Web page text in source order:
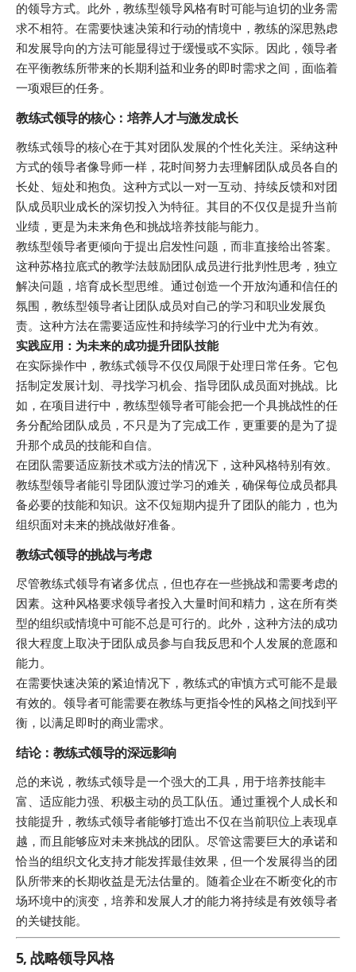
的领导方式。此外，教练型领导风格有时可能与迫切的业务需
求不相符。在需要快速决策和行动的情境中，教练的深思熟虑
和发展导向的方法可能显得过于缓慢或不实际。因此，领导者
在平衡教练所带来的长期利益和业务的即时需求之间，面临着
一项艰巨的任务。
教练式领导的核心：培养人才与激发成长
教练式领导的核心在于其对团队发展的个性化关注。采纳这种
方式的领导者像导师一样，花时间努力去理解团队成员各自的
长处、短处和抱负。这种方式以一对一互动、持续反馈和对团
队成员职业成长的深切投入为特征。其目的不仅仅是提升当前
业绩，更是为未来角色和挑战培养技能与能力。
教练型领导者更倾向于提出启发性问题，而非直接给出答案。
这种苏格拉底式的教学法鼓励团队成员进行批判性思考，独立
解决问题，培育成长型思维。通过创造一个开放沟通和信任的
氛围，教练型领导者让团队成员对自己的学习和职业发展负
责。这种方法在需要适应性和持续学习的行业中尤为有效。
实践应用：为未来的成功提升团队技能
在实际操作中，教练式领导不仅仅局限于处理日常任务。它包
括制定发展计划、寻找学习机会、指导团队成员面对挑战。比
如，在项目进行中，教练型领导者可能会把一个具挑战性的任
务分配给团队成员，不只是为了完成工作，更重要的是为了提
升那个成员的技能和自信。
在团队需要适应新技术或方法的情况下，这种风格特别有效。
教练型领导者能引导团队渡过学习的难关，确保每位成员都具
备必要的技能和知识。这不仅短期内提升了团队的能力，也为
组织面对未来的挑战做好准备。
教练式领导的挑战与考虑
尽管教练式领导有诸多优点，但也存在一些挑战和需要考虑的
因素。这种风格要求领导者投入大量时间和精力，这在所有类
型的组织或情境中可能不总是可行的。此外，这种方法的成功
很大程度上取决于团队成员参与自我反思和个人发展的意愿和
能力。
在需要快速决策的紧迫情况下，教练式的审慎方式可能不是最
有效的。领导者可能需要在教练与更指令性的风格之间找到平
衡，以满足即时的商业需求。
结论：教练式领导的深远影响
总的来说，教练式领导是一个强大的工具，用于培养技能丰
富、适应能力强、积极主动的员工队伍。通过重视个人成长和
技能提升，教练式领导者能够打造出不仅在当前职位上表现卓
越，而且能够应对未来挑战的团队。尽管这需要巨大的承诺和
恰当的组织文化支持才能发挥最佳效果，但一个发展得当的团
队所带来的长期收益是无法估量的。随着企业在不断变化的市
场环境中的演变，培养和发展人才的能力将持续是有效领导者
的关键技能。
5, 战略领导风格